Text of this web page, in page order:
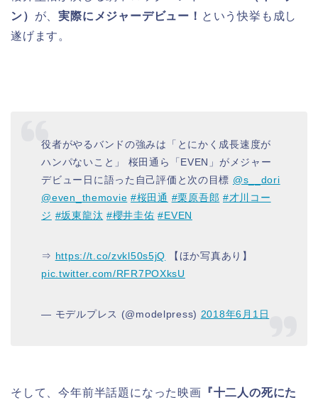
ン） が、実際にメジャーデビュー！ という快挙も成し
遂げます。
役者がやるバンドの強みは「とにかく成長速度が
ハンパないこと」 桜田通ら「EVEN」がメジャー
デビュー日に語った自己評価と次の目標 @s__dori
@even_themovie #桜田通 #栗原吾郎 #才川コー
ジ #坂東龍汰 #櫻井圭佑 #EVEN
⇒ https://t.co/zvkl50s5jQ 【ほか写真あり】
pic.twitter.com/RFR7POXksU
— モデルプレス (@modelpress) 2018年6月1日
そして、今年前半話題になった映画 『十二人の死にた